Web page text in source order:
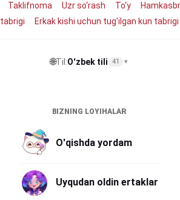
Taklifnoma Uzr so‘rash To‘y
Erkak kishi uchun tug'ilgan kun tabrigi
🌐Til:Oʻzbek tili 41 ▾
BIZNING LOYIHALAR
O'qishda yordam
Uyqudan oldin ertaklar